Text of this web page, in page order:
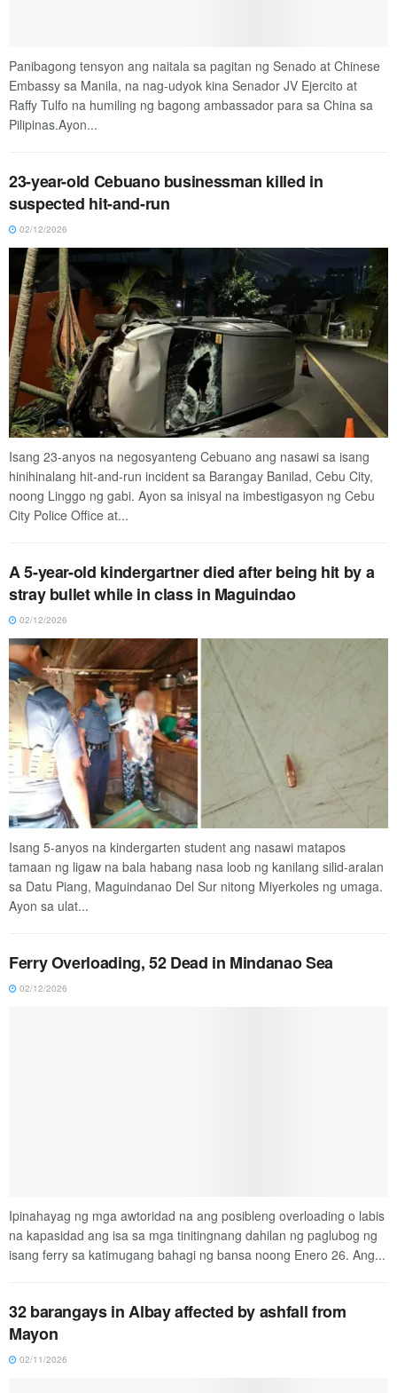
Panibagong tensyon ang naitala sa pagitan ng Senado at Chinese
Embassy sa Manila, na nag-udyok kina Senador JV Ejercito at
Raffy Tulfo na humiling ng bagong ambassador para sa China sa
Pilipinas.Ayon...
23-year-old Cebuano businessman killed in
suspected hit-and-run
02/12/2026
Isang 23-anyos na negosyanteng Cebuano ang nasawi sa isang
hinihinalang hit-and-run incident sa Barangay Banilad, Cebu City,
noong Linggo ng gabi. Ayon sa inisyal na imbestigasyon ng Cebu
City Police Office at...
A 5-year-old kindergartner died after being hit by a
stray bullet while in class in Maguindao
02/12/2026
Isang 5-anyos na kindergarten student ang nasawi matapos
tamaan ng ligaw na bala habang nasa loob ng kanilang silid-aralan
sa Datu Piang, Maguindanao Del Sur nitong Miyerkoles ng umaga.
Ayon sa ulat...
Ferry Overloading, 52 Dead in Mindanao Sea
02/12/2026
Ipinahayag ng mga awtoridad na ang posibleng overloading o labis
na kapasidad ang isa sa mga tinitingnang dahilan ng paglubog ng
isang ferry sa katimugang bahagi ng bansa noong Enero 26. Ang...
32 barangays in Albay affected by ashfall from
Mayon
02/11/2026